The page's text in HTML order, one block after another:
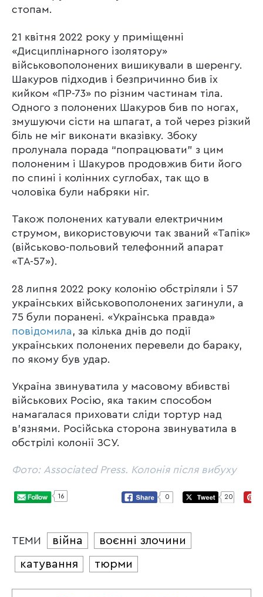
стопам.
21 квітня 2022 року у приміщенні
«Дисциплінарного ізолятору»
військовополонених вишикували в шеренгу.
Шакуров підходив і безпричинно бив їх
кийком «ПР-73» по різним частинам тіла.
Одного з полонених Шакуров бив по ногах,
змушуючи сісти на шпагат, а той через різкий
біль не міг виконати вказівку. Збоку
пролунала порада “попрацювати” з цим
полоненим і Шакуров продовжив бити його
по спині і колінних суглобах, так що в
чоловіка були набряки ніг.
Також полонених катували електричним
струмом, використовуючи так званий «Тапік»
(військово-польовий телефонний апарат
«ТА-57»).
28 липня 2022 року колонію обстріляли і 57
українських військовополонених загинули, а
75 були поранені. «Українська правда»
повідомила, за кілька днів до події
українських полонених перевели до бараку,
по якому був удар.
Україна звинуватила у масовому вбивстві
військових Росію, яка таким способом
намагалася приховати сліди тортур над
в’язнями. Російська сторона звинуватила в
обстрілі колонії ЗСУ.
Фото: Associated Press. Колонія після вибуху
16 0 20
ТЕМИ війна
воєнні злочини
катування
тюрми